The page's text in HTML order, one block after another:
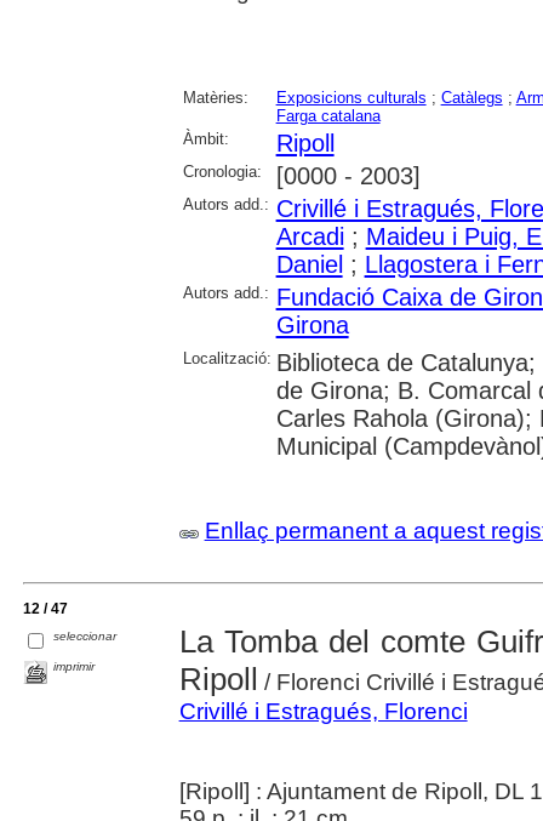
Matèries: Exposicions culturals ; Catàlegs ;
Farga catalana
Àmbit:
Ripoll
Cronologia: [0000 - 2003]
Autors add.: Crivillé i Estragués,
Arcadi; Maideu i Puig,
Daniel ; Llagostera i
Autors add.: Fundació Caixa de
Girona
Localització: Biblioteca de
de Girona; B. Comarcal
Carles Rahola
Municipal
Enllaç permanent a aquest
12 / 47
seleccionar
imprimir
La Tomba del comte
Ripoll / Florenci Crivillé i
Crivillé i Estragués, Florenci
[Ripoll] : Ajuntament de Ripoll, DL